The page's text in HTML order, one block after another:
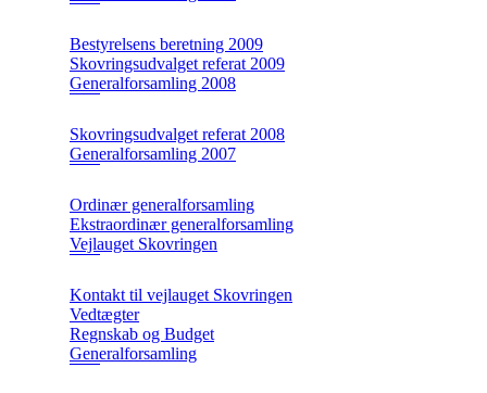
Bestyrelsens beretning 2009
Skovringsudvalget referat 2009
Generalforsamling 2008
Skovringsudvalget referat 2008
Generalforsamling 2007
Ordinær generalforsamling
Ekstraordinær generalforsamling
Vejlauget Skovringen
Kontakt til vejlauget Skovringen
Vedtægter
Regnskab og Budget
Generalforsamling